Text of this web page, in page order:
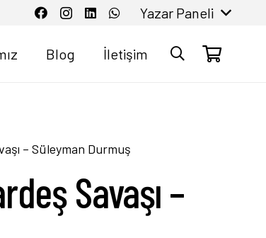
Yazar Paneli
Blog İletişim
– Süleyman Durmuş
Savaşı –